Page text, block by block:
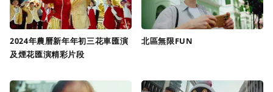
2024年農曆新年年初三花車匯演
及煙花匯演精彩片段
北區無限FUN